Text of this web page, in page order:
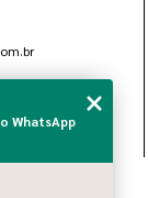
WhatsApp